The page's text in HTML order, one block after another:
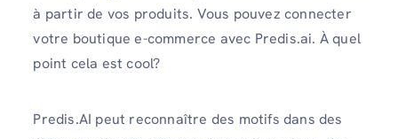
à partir de vos produits. Vous pouvez connecter
votre boutique e-commerce avec Predis.ai. À quel
point cela est cool?
Predis.AI peut reconnaître des motifs dans des